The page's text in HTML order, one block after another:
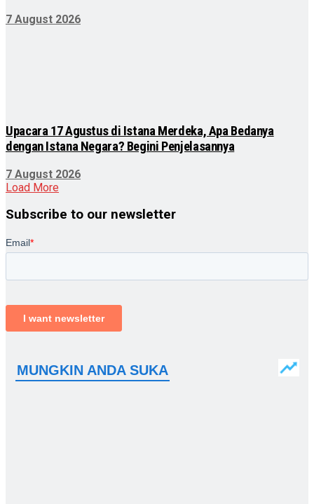
7 August 2026
Upacara 17 Agustus di Istana Merdeka, Apa Bedanya
dengan Istana Negara? Begini Penjelasannya
7 August 2026
Load More
Subscribe to our newsletter